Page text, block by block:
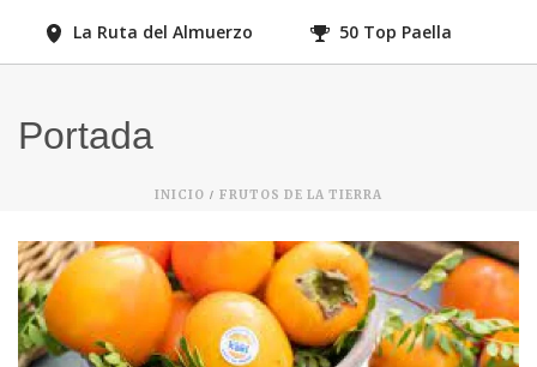
La Ruta del Almuerzo 50 Top Paella
Portada
INICIO / FRUTOS DE LA TIERRA